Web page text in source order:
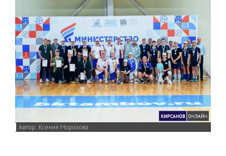
Ксения Морозова